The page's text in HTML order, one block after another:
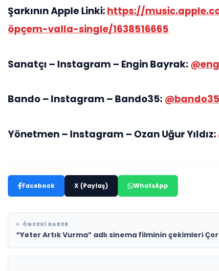
Şarkının Apple Linki:https://
öpçem-valla-single/1638516665
Sanatçı – Instagram – Engin Bayrak:
Bando – Instagram – Bando35:
Yönetmen – Instagram – Ozan Uğur Yıldız:
Facebook X (Paylaş) WhatsApp
ÖNCEKI HABER
“Yeter Artık Vurma” adlı sinema filminin çekimleri